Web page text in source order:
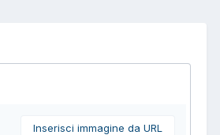
Inserisci immagine da URL